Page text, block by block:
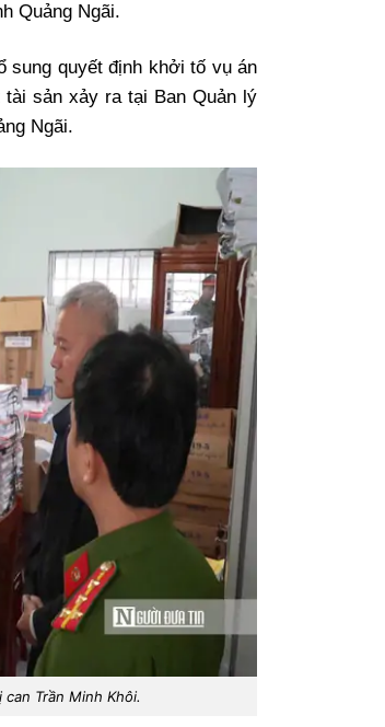
Quảng Ngãi.
sung quyết định khởi tố vụ án
sản xảy ra tại Ban Quản lý
Ngãi.
Trần Minh Khôi.